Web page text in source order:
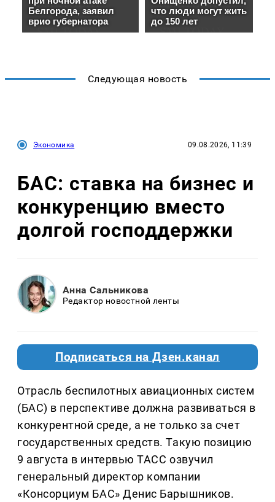
Следующая новость
Экономика 09.08.2026, 11:39
БАС: ставка на бизнес и
конкуренцию вместо
долгой господдержки
Анна Сальникова
Редактор новостной ленты
Подписаться на Дзен.канал
Отрасль беспилотных авиационных систем
(БАС) в перспективе должна развиваться в
конкурентной среде, а не только за счет
государственных средств. Такую позицию
9 августа в интервью ТАСС озвучил
генеральный директор компании
«Консорциум БАС» Денис Барышников.